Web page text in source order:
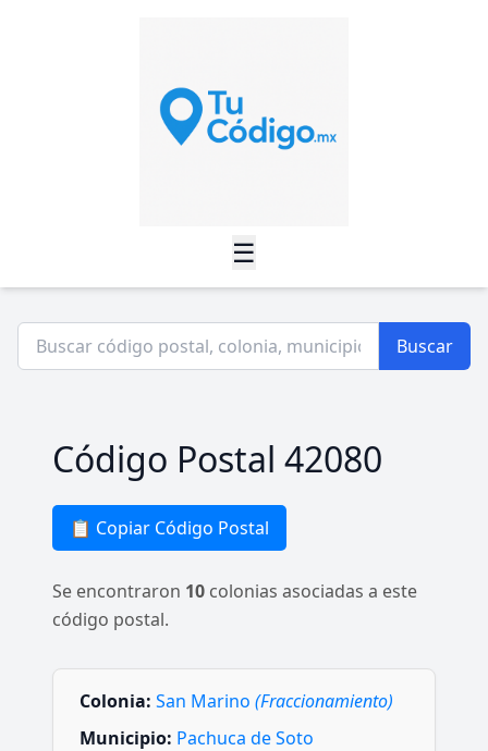
☰
Buscar
Código Postal 42080
📋 Copiar Código Postal
Se encontraron 10 colonias asociadas a este
código postal.
Colonia: San Marino (Fraccionamiento)
Municipio: Pachuca de Soto